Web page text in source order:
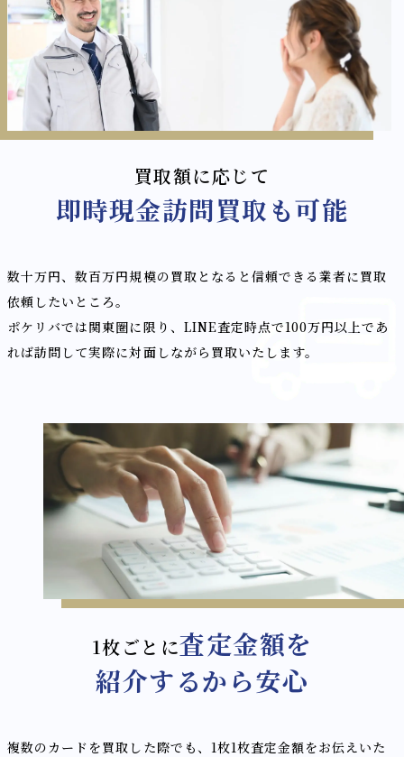
買取額に応じて
即時現金訪問買取も可能
数十万円、数百万円規模の買取となると信頼できる業者に買取
依頼したいところ。
ポケリバでは関東圏に限り、LINE査定時点で100万円以上であ
れば訪問して実際に対面しながら買取いたします。
1枚ごとに査定金額を
紹介するから安心
複数のカードを買取した際でも、1枚1枚査定金額をお伝えいた